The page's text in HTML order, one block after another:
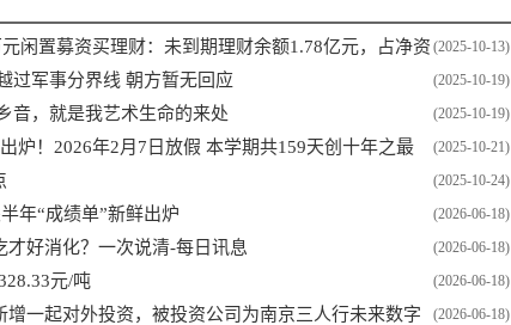
(2025-10-13)
闲置募资买理财：未到期理财余额1.78亿元，占净资
(2025-10-19)
过军事分界线 朝方暂无回应
(2025-10-19)
音，就是我艺术生命的来处
(2025-10-21)
炉！2026年2月7日放假 本学期共159天创十年之最
(2025-10-24)
(2026-06-18)
年“成绩单”新鲜出炉
(2026-06-18)
好消化？一次说清-每日讯息
(2026-06-18)
元/吨
(2026-06-18)
增一起对外投资，被投资公司为南京三人行未来数字